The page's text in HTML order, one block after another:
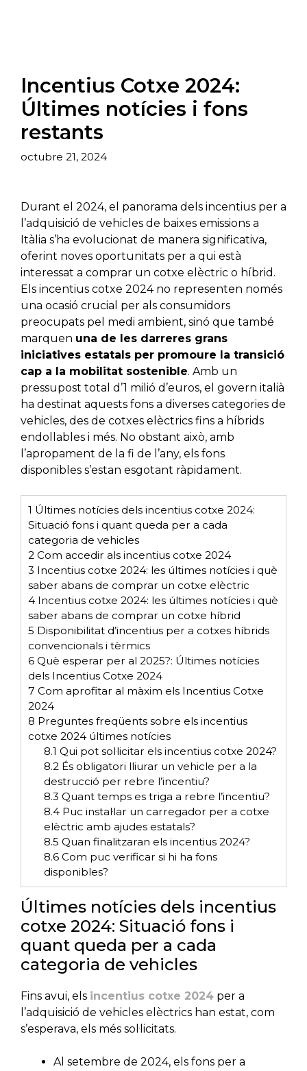
Incentius Cotxe 2024:
Últimes notícies i fons
restants
octubre 21, 2024
Durant el 2024, el panorama dels incentius per a
l’adquisició de vehicles de baixes emissions a
Itàlia s’ha evolucionat de manera significativa,
oferint noves oportunitats per a qui està
interessat a comprar un cotxe elèctric o híbrid.
Els incentius cotxe 2024 no representen només
una ocasió crucial per als consumidors
preocupats pel medi ambient, sinó que també
marquen una de les darreres grans
iniciatives estatals per promoure la transició
cap a la mobilitat sostenible. Amb un
pressupost total d’1 milió d’euros, el govern italià
ha destinat aquests fons a diverses categories de
vehicles, des de cotxes elèctrics fins a híbrids
endollables i més. No obstant això, amb
l’apropament de la fi de l’any, els fons
disponibles s’estan esgotant ràpidament.
1 Últimes notícies dels incentius cotxe 2024:
Situació fons i quant queda per a cada
categoria de vehicles
2 Com accedir als incentius cotxe 2024
3 Incentius cotxe 2024: les últimes notícies i què
saber abans de comprar un cotxe elèctric
4 Incentius cotxe 2024: les últimes notícies i què
saber abans de comprar un cotxe híbrid
5 Disponibilitat d’incentius per a cotxes híbrids
convencionals i tèrmics
6 Què esperar per al 2025?: Últimes notícies
dels Incentius Cotxe 2024
7 Com aprofitar al màxim els Incentius Cotxe
2024
8 Preguntes freqüents sobre els incentius
cotxe 2024 últimes notícies
8.1 Qui pot sol·licitar els incentius cotxe 2024?
8.2És obligatori lliurar un vehicle per a la
destrucció per rebre l’incentiu?
8.3 Quant temps es triga a rebre l’incentiu?
8.4Puc instal·lar un carregador per a cotxe
elèctric amb ajudes estatals?
8.5 Quan finalitzaran els incentius 2024?
8.6Com puc verificar si hi ha fons
disponibles?
Últimes notícies dels incentius
cotxe 2024: Situació fons i
quant queda per a cada
categoria de vehicles
Fins avui, els incentius cotxe 2024 per a
l’adquisició de vehicles elèctrics han estat, com
s’esperava, els més sol·licitats.
Al setembre de 2024, els fons per a